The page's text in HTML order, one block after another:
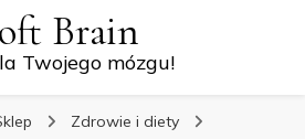
Brain
Twojego mózgu!
Zdrowie i diety